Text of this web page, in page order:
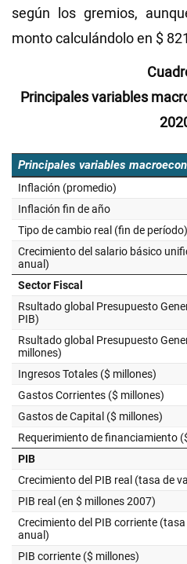
según los gremios,
monto calculándolo en $
Principales variables